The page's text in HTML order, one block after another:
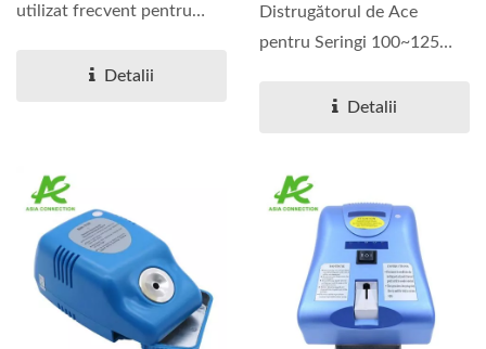
utilizat frecvent pentru
Detalii
Distrugătorul de Ace
pentru Seringi 100~125
Detalii